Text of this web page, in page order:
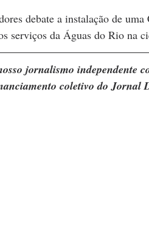
debate a instalação de
serviços da Águas do Rio na
jornalismo independente
coletivo do Jornal